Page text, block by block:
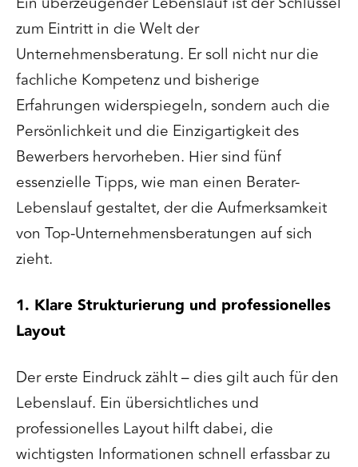
zum Eintritt in die Welt der
Unternehmensberatung. Er soll nicht nur die
fachliche Kompetenz und bisherige
Erfahrungen widerspiegeln, sondern auch die
Persönlichkeit und die Einzigartigkeit des
Bewerbers hervorheben. Hier sind fünf
essenzielle Tipps, wie man einen Berater-
Lebenslauf gestaltet, der die Aufmerksamkeit
von Top-Unternehmensberatungen auf sich
zieht.
1. Klare Strukturierung und professionelles
Layout
Der erste Eindruck zählt – dies gilt auch für den
Lebenslauf. Ein übersichtliches und
professionelles Layout hilft dabei, die
wichtigsten Informationen schnell erfassbar zu